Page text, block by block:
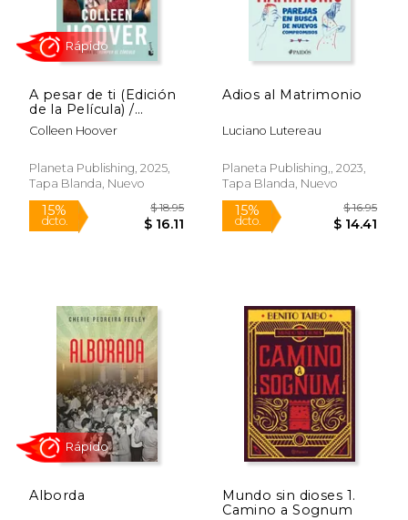
40%
dcto. $ 14.55
15%
dcto.
Rápido
A pesar de ti (Edición
de la Película) /
Regretting You
(Movie Tie-In)
Colleen Hoover
Planeta Publishing, 2025,
Tapa Blanda, Nuevo
Adios al Matrimonio
Luciano Lutereau
Planeta Publishing,, 2023,
Tapa Blanda, Nuevo
Alborda
Mundo sin dioses 1.
Camino a Sognum